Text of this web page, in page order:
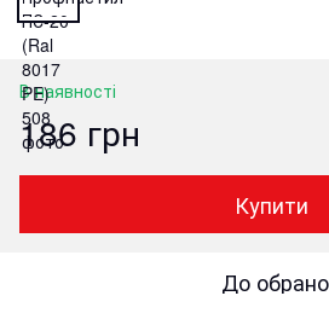
В наявності
186 грн
Купити
До